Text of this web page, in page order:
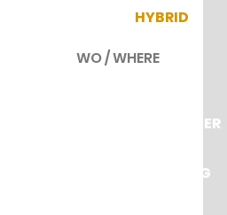
HYBRID
WO / WHERE:
LANGEN NACHT DER
PART OF THE LONG